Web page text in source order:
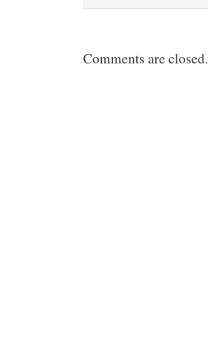
Comments are closed.